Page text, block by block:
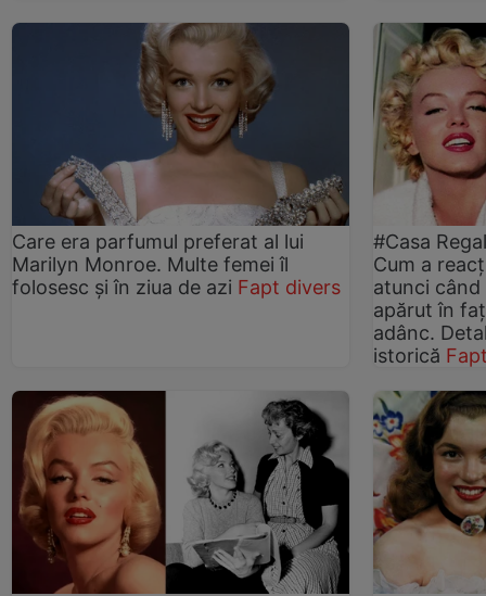
Care era parfumul preferat al lui
Marilyn Monroe. Multe femei îl
folosesc și în ziua de azi Fapt divers
#Casa
Cum a
atunci
apărut în
adânc.
istorică